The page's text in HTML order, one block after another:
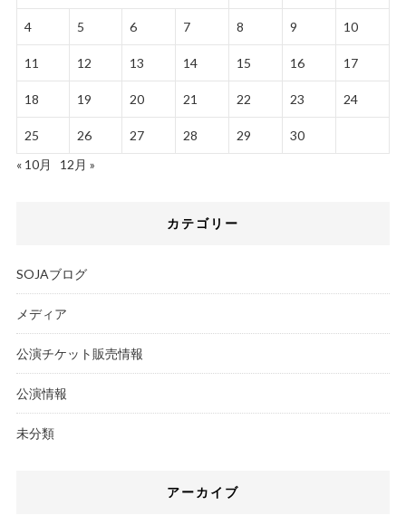
4 5 6 7 8 9 10
11 12 13 14 15 16 17
18 19 20 21 22 23 24
25 26 27 28 29
30
« 10月
12月 »
カテゴリー
SOJAブログ
メディア
公演チケット販売情報
公演情報
未分類
アーカイブ